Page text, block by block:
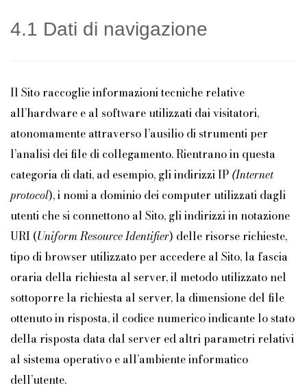
4.1 Dati di navigazione
Il Sito raccoglie informazioni tecniche relative
all’hardware e al software utilizzati dai visitatori,
atonomamente attraverso l’ausilio di strumenti per
l’analisi dei file di collegamento. Rientrano in questa
categoria di dati, ad esempio, gli indirizzi IP (Internet
protocol), i nomi a dominio dei computer utilizzati dagli
utenti che si connettono al Sito, gli indirizzi in notazione
URI (Uniform Resource Identifier) delle risorse richieste,
tipo di browser utilizzato per accedere al Sito, la fascia
oraria della richiesta al server, il metodo utilizzato nel
sottoporre la richiesta al server, la dimensione del file
ottenuto in risposta, il codice numerico indicante lo stato
della risposta data dal server ed altri parametri relativi
al sistema operativo e all’ambiente informatico
dell’utente.